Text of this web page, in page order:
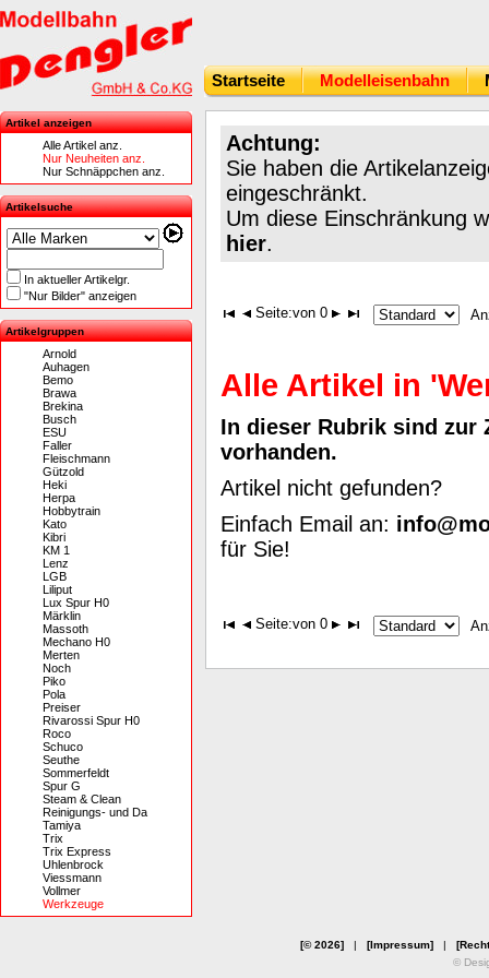
Startseite Modelleisenbahn
Artikel anzeigen
Alle Artikel anz.
Nur Neuheiten anz.
Nur Schnäppchen anz.
Artikelsuche
In aktueller Artikelgr.
"Nur Bilder" anzeigen
Artikelgruppen
Arnold
Auhagen
Bemo
Brawa
Brekina
Busch
ESU
Faller
Fleischmann
Gützold
Heki
Herpa
Hobbytrain
Kato
Kibri
KM 1
Lenz
LGB
Liliput
Lux Spur H0
Märklin
Massoth
Mechano H0
Merten
Noch
Piko
Pola
Preiser
Rivarossi Spur H0
Roco
Schuco
Seuthe
Sommerfeldt
Spur G
Steam & Clean
Reinigungs- und Da
Tamiya
Trix
Trix Express
Uhlenbrock
Viessmann
Vollmer
Werkzeuge
Achtung:
Sie haben die
eingeschränkt.
Um diese Einschränkung
hier.
Seite:von 0
Alle Artikel in
In dieser Rubrik sind zur
vorhanden.
Artikel nicht gefunden?
Einfach Email an:
für Sie!
Seite:von 0
[© 2026]| [Impressum]|
©